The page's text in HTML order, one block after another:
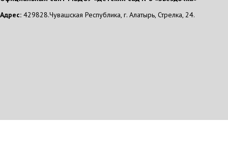
Адрес: 429828.Чувашская Республика, г. Алатырь, Стрелка, 24.